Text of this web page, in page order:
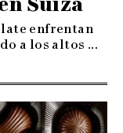
enfrentan
a los altos ...